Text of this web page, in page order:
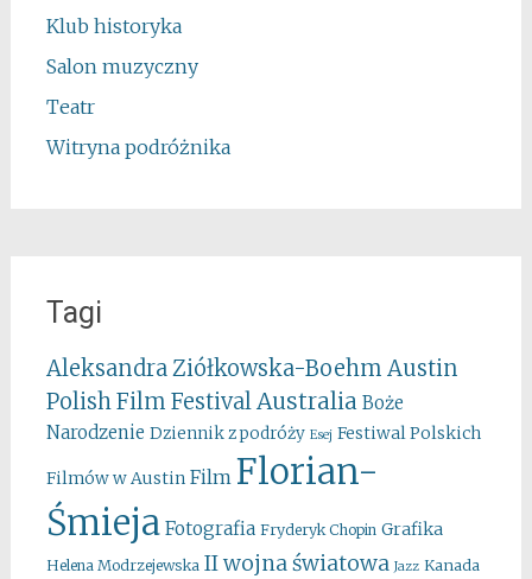
Klub historyka
Salon muzyczny
Teatr
Witryna podróżnika
Tagi
Aleksandra Ziółkowska-Boehm Austin
Polish Film FestivalAustralia Boże
Narodzenie Dziennik z podróży Esej Festiwal Polskich
Filmów w Austin Film Florian-
Śmieja Fotografia Fryderyk Chopin Grafika
Helena Modrzejewska II wojna światowa Jazz Kanada